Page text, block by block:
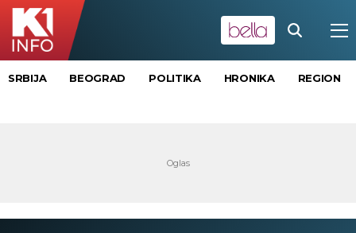
SRBIJA BEOGRAD POLITIKA HRONIKA REGION